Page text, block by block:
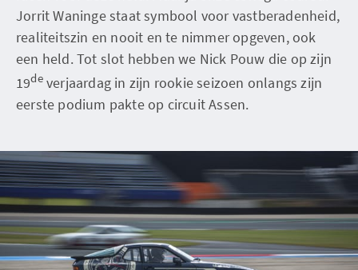
Jorrit Waninge staat symbool voor vastberadenheid,
realiteitszin en nooit en te nimmer opgeven, ook
een held. Tot slot hebben we Nick Pouw die op zijn
19deverjaardag in zijn rookie seizoen onlangs zijn
eerste podium pakte op circuit Assen.